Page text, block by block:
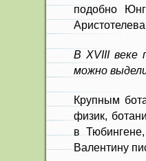
подобно
В XVIII веке
можно
Крупным
физик,
в
Валентину